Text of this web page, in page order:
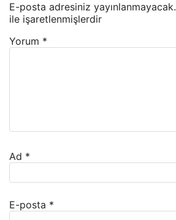
E-posta adresiniz yayınlanmayacak.
ile işaretlenmişlerdir
Yorum *
Ad *
E-posta *